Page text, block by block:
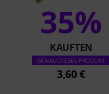
35%
KAUFTEN
GENAU DIESES PRODUKT
3,60 €